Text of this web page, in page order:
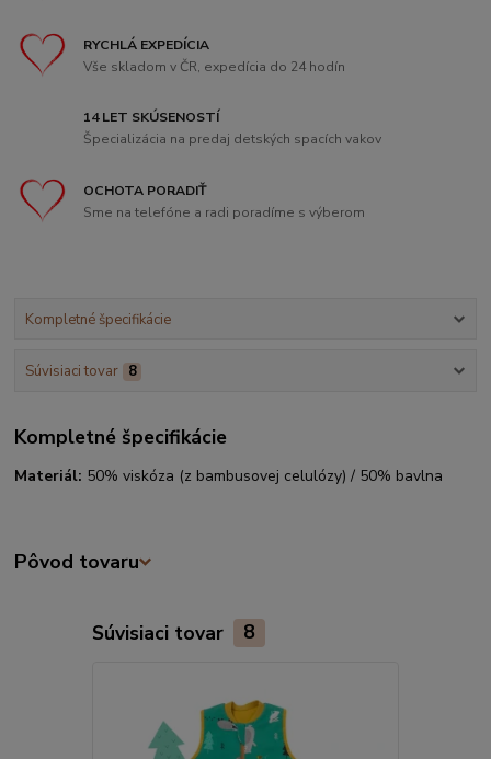
RYCHLÁ EXPEDÍCIA
Vše skladom v ČR, expedícia do 24 hodín
14 LET SKÚSENOSTÍ
Špecializácia na predaj detských spacích vakov
OCHOTA PORADIŤ
Sme na telefóne a radi poradíme s výberom
Kompletné špecifikácie
Súvisiaci tovar 8
Kompletné špecifikácie
Materiál: 50% viskóza (z bambusovej celulózy) / 50% bavlna
Pôvod tovaru
Súvisiaci tovar 8